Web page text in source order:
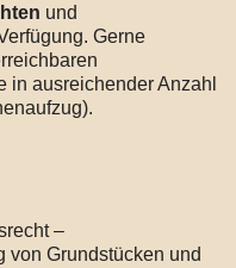
und
Gerne
in ausreichender Anzahl
–
von Grundstücken und